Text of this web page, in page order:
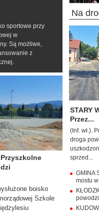
sportowe przy
w
Są możliwe,
z
Przyszkolne
boisko
Szkole
Na
STARY
Przez...
(Inf. wł.).
droga
sprzed...
GMINA
mostu
powodzi